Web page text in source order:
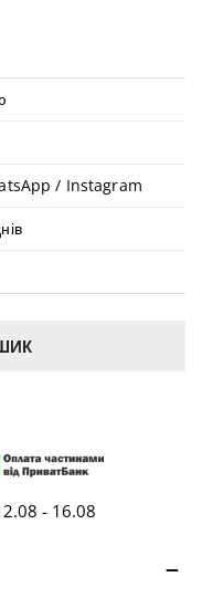
/ Instagram
- 16.08